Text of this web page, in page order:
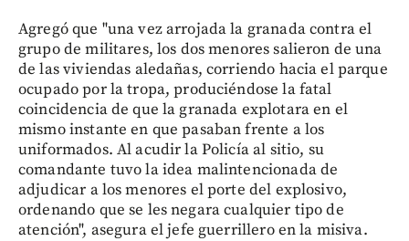
Agregó que "una vez arrojada la granada contra el
grupo de militares, los dos menores salieron de una
de las viviendas aledañas, corriendo hacia el parque
ocupado por la tropa, produciéndose la fatal
coincidencia de que la granada explotara en el
mismo instante en que pasaban frente a los
uniformados. Al acudir la Policía al sitio, su
comandante tuvo la idea malintencionada de
adjudicar a los menores el porte del explosivo,
ordenando que se les negara cualquier tipo de
atención", asegura el jefe guerrillero en la misiva.